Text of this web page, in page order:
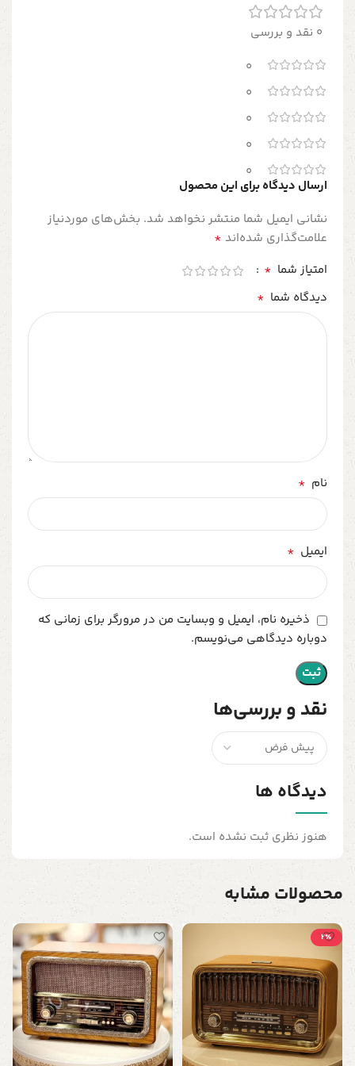
0 نقد و بررسی
0
0
0
0
0
نقد و بررسی‌ها
دیدگاه ها
هنوز نظری ثبت نشده است.
ارسال دیدگاه برای این محصول
نشانی ایمیل شما منتشر نخواهد شد. بخش‌های موردنیاز
علامت‌گذاری شده‌اند *
امتیاز شما *
دیدگاه شما *
نام *
ایمیل *
ذخیره نام، ایمیل و وبسایت من در مرورگر برای زمانی که
دوباره دیدگاهی می‌نویسم.
محصولات مشابه
2٪